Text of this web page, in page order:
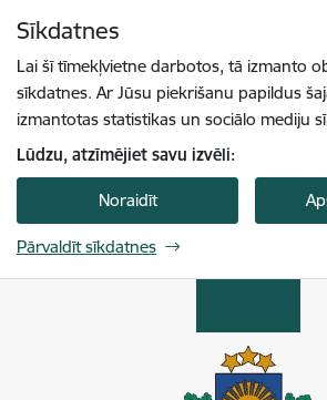
Sīkdatnes
Lai šī tīmekļvietne darbotos, tā izmanto
sīkdatnes. Ar Jūsu piekrišanu papildus
izmantotas statistikas un sociālo mediju
Lūdzu, atzīmējiet savu izvēli:
Noraidīt
Pārvaldīt sīkdatnes